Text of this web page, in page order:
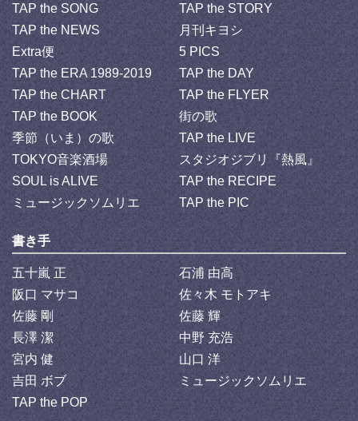
TAP the SONG
TAP the STORY
TAP the NEWS
月刊キヨシ
Extra便
5 PICS
TAP the ERA 1989-2019
TAP the DAY
TAP the CHART
TAP the FLYER
TAP the BOOK
街の歌
季節（いま）の歌
TAP the LIVE
TOKYO音楽酒場
スタジオジブリ『熱風』
SOUL is ALIVE
TAP the RECIPE
ミュージックソムリエ
TAP the PIC
書き手
五十嵐 正
石浦 由高
阪口 マサコ
佐々木 モトアキ
佐藤 剛
佐藤 輝
長澤 潔
中野 充浩
宮内 健
山口 洋
吉田 ボブ
ミュージックソムリエ
TAP the POP